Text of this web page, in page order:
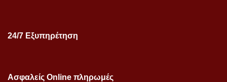
24/7 Εξυπηρέτηση
Ασφαλείς Online πληρωμές